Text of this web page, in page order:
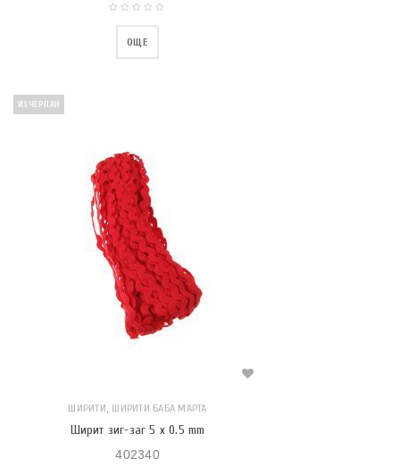
ОЩЕ
ИЗЧЕРПАН
ШИРИТИ, ШИРИТИ БАБА МАРТА
Ширит зиг-заг 5 x 0.5 mm
402340